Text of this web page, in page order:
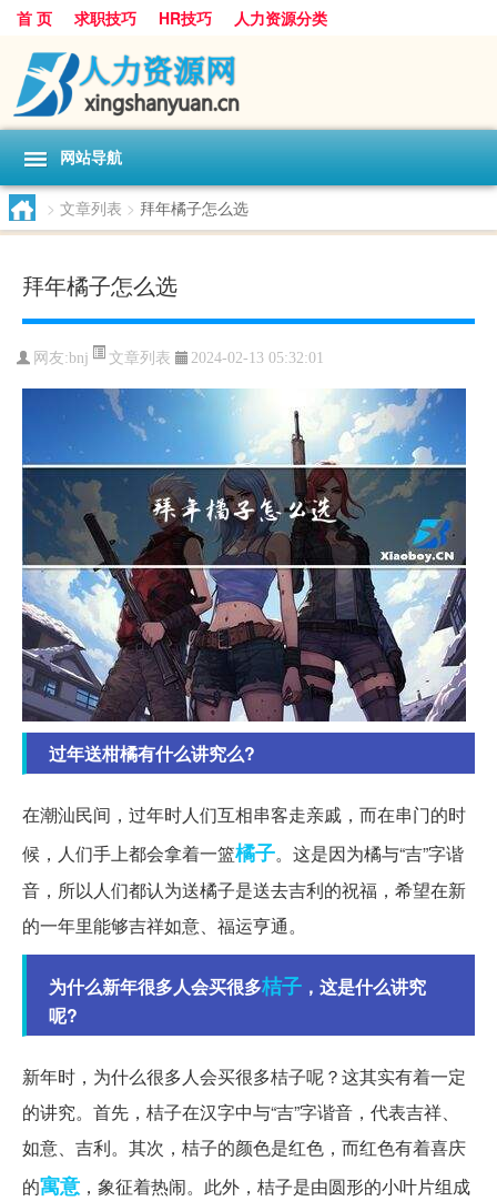
首 页 求职技巧 HR技巧 人力资源分类
网站导航
> 文章列表 > 拜年橘子怎么选
拜年橘子怎么选
网友:bnj 文章列表 2024-02-13 05:32:01
过年送柑橘有什么讲究么?
在潮汕民间，过年时人们互相串客走亲戚，而在串门的时
候，人们手上都会拿着一篮橘子。这是因为橘与“吉”字谐
音，所以人们都认为送橘子是送去吉利的祝福，希望在新
的一年里能够吉祥如意、福运亨通。
为什么新年很多人会买很多桔子 ，这是什么讲究
呢?
新年时，为什么很多人会买很多桔子呢？这其实有着一定
的讲究。首先，桔子在汉字中与“吉”字谐音，代表吉祥、
如意、吉利。其次，桔子的颜色是红色，而红色有着喜庆
的寓意 ，象征着热闹。此外，桔子是由圆形的小叶片组成